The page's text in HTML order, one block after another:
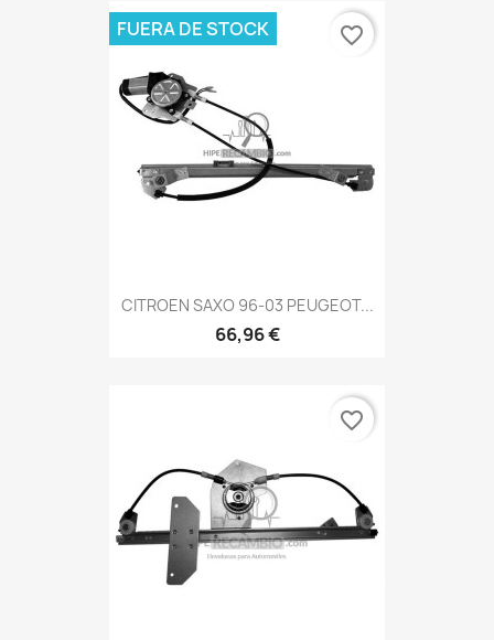
CITROEN SAXO 96-03 PEUGEOT...
66,96 €
FUERA DE STOCK favorite_border
favorite_border